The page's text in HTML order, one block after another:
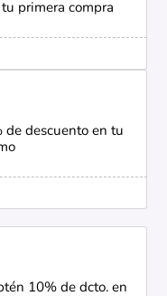
primera compra
de descuento en tu
10% de dcto. en